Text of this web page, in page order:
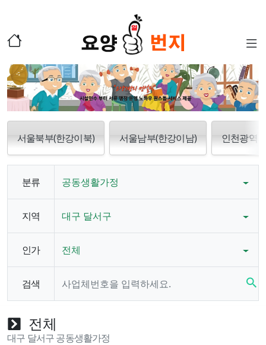
서울북부(한강이북) 서울남부(한강이남) 인천광역시
분류 공동생활가정
지역 대구 달서구
인가 전체
검색 search
전체
대구 달서구 공동생활가정